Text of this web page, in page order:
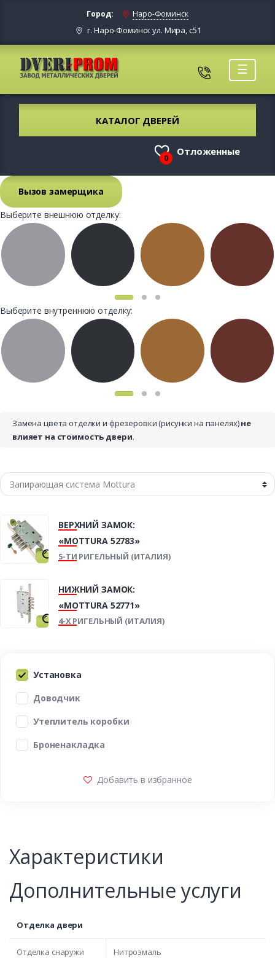
Город: Наро-Фоминск
г. Наро-Фоминск ул. Мира, с51
☰
КАТАЛОГ ДВЕРЕЙ
0
Отложенные
Вызов замерщика
Выберите внешнюю отделку:
Выберите внутреннюю отделку:
Замена цвета отделки и фрезеровки (рисунки на панелях)не
влияет на стоимость двери.
ВЕРХНИЙ ЗАМОК:
«MOTTURA 52783»
5-ТИ РИГЕЛЬНЫЙ (ИТАЛИЯ)
НИЖНИЙ ЗАМОК:
«MOTTURA 52771»
4-Х РИГЕЛЬНЫЙ (ИТАЛИЯ)
Установка
Доводчик
Утеплитель коробки
Броненакладка
Добавить в избранное
Характеристики
Дополнительные услуги
Отделка двери
Отделка снаружи Нитроэмаль